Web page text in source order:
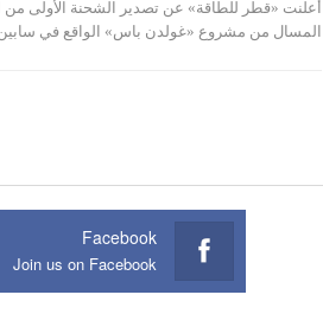
أعلنت «قطر للطاقة» عن تصدير الشحنة الأولى من
المسال من مشروع «غولدن باس» الواقع في سابين
Facebook
Join us on Facebook